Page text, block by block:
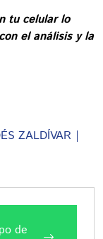
tu celular lo
el análisis y la
ZALDÍVAR
de